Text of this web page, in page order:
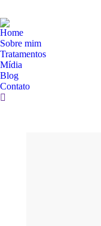
Home
Sobre mim
Tratamentos
Mídia
Blog
Contato